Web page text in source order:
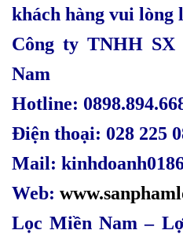
khách hàng vui lòng
Công ty TNHH
Nam
Hotline:
Điện thoại: 028 225
Mail:
Web:
Lọc Miền Nam –